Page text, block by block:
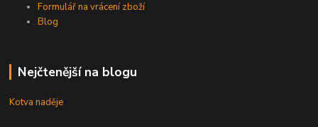
Formulář na vrácení zboží
Blog
Nejčtenější na blogu
Kotva naděje